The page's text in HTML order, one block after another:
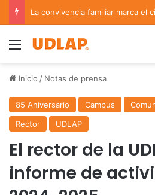
Menu
Inicio / Notas de prensa
85 Aniversario Campus
Rector
UDLAP
El rector de la
informe de